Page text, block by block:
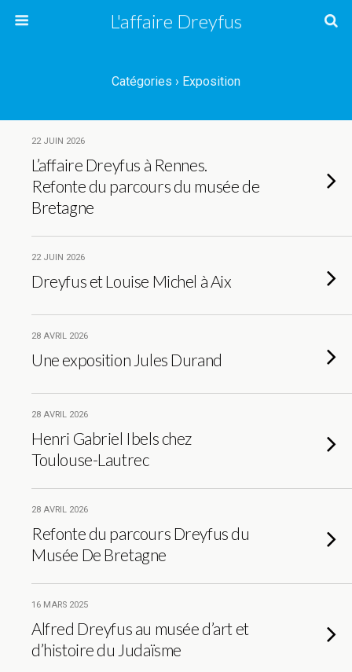
L'affaire Dreyfus
Catégories › Exposition
22 JUIN 2026
L’affaire Dreyfus à Rennes.
Refonte du parcours du musée de
Bretagne
22 JUIN 2026
Dreyfus et Louise Michel à Aix
28 AVRIL 2026
Une exposition Jules Durand
28 AVRIL 2026
Henri Gabriel Ibels chez
Toulouse-Lautrec
28 AVRIL 2026
Refonte du parcours Dreyfus du
Musée De Bretagne
16 MARS 2025
Alfred Dreyfus au musée d’art et
d’histoire du Judaïsme